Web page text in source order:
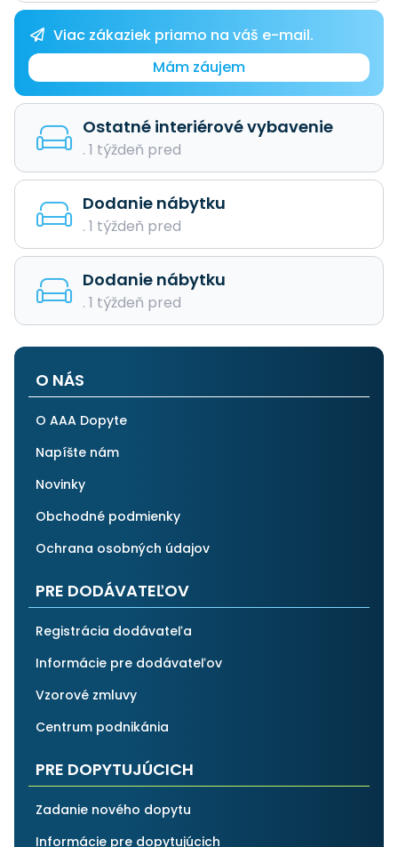
Viac zákaziek priamo na váš e-mail.
Mám záujem
Ostatné interiérové vybavenie
. 1 týždeň pred
Dodanie nábytku
. 1 týždeň pred
Dodanie nábytku
. 1 týždeň pred
O NÁS
O AAA Dopyte
Napíšte nám
Novinky
Obchodné podmienky
Ochrana osobných údajov
PRE DODÁVATEĽOV
Registrácia dodávateľa
Informácie pre dodávateľov
Vzorové zmluvy
Centrum podnikánia
PRE DOPYTUJÚCICH
Zadanie nového dopytu
Informácie pre dopytujúcich